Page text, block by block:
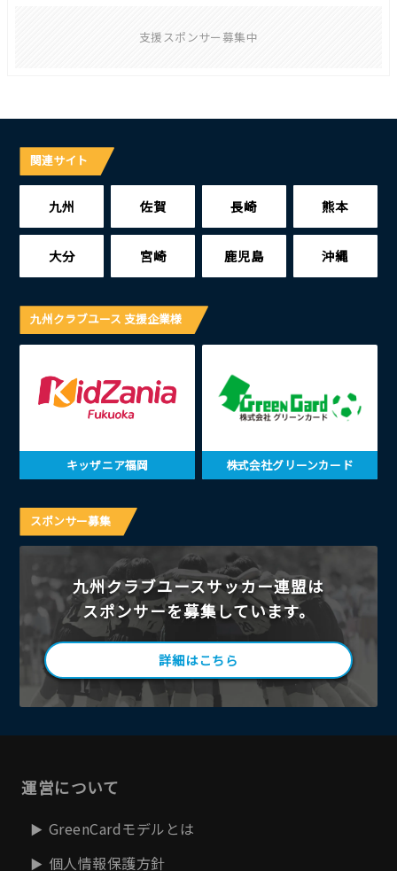
支援スポンサー募集中
関連サイト
九州 佐賀 長崎 熊本
大分 宮崎 鹿児島 沖縄
九州クラブユース 支援企業様
キッザニア福岡 株式会社グリーンカード
スポンサー募集
九州クラブユースサッカー連盟は
スポンサーを募集しています。
詳細はこちら
運営について
GreenCardモデルとは
個人情報保護方針